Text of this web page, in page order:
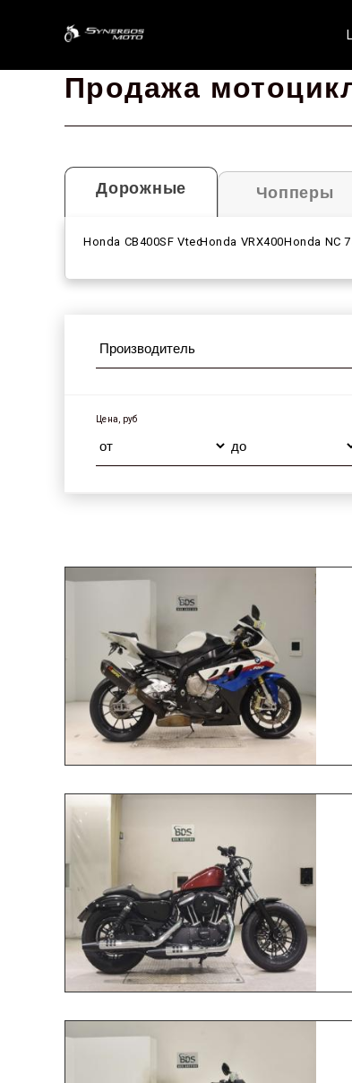
Продажа
Дорожные Чопперы
Honda CB400SF VtecHonda VRX400Honda NC
Цена, руб